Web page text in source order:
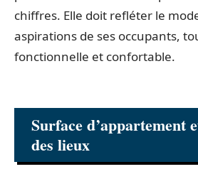
chiffres. Elle doit refléter le
aspirations de ses occupants,
fonctionnelle et confortable.
Surface d’appartement
des lieux